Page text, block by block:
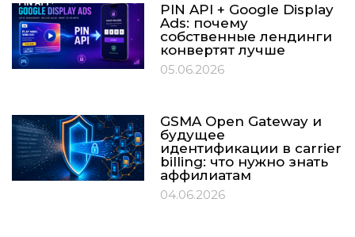
PIN API + Google Display
Ads: почему
собственные лендинги
конвертят лучше
05.06.2026
GSMA Open Gateway и
будущее
идентификации в carrier
billing: что нужно знать
аффилиатам
04.06.2026